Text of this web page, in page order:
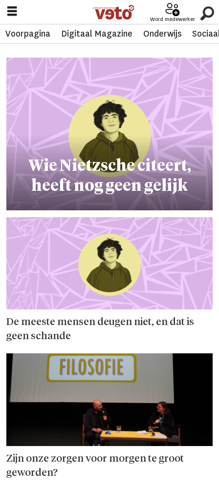
Word medewerker
Voorpagina Digitaal Magazine Onderwijs
Tag:
filosofie
Wie Nietzsche citeert,
heeft nog geen gelijk
De meeste mensen deugen niet, en dat is
geen schande
Zijn onze zorgen voor morgen te groot
geworden?